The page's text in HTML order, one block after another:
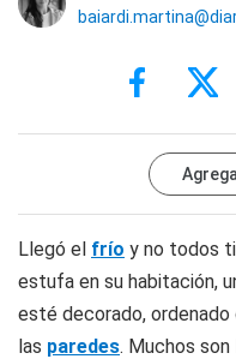
Llegó el frío y no todos
estufa en su habitación,
esté decorado, ordenado
las paredes. Muchos